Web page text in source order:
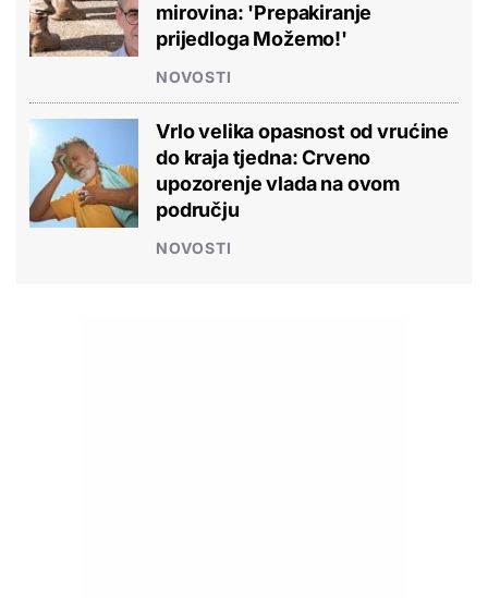
mirovina: 'Prepakiranje
prijedloga Možemo!'
NOVOSTI
Vrlo velika opasnost od vrućine
do kraja tjedna: Crveno
upozorenje vlada na ovom
području
NOVOSTI